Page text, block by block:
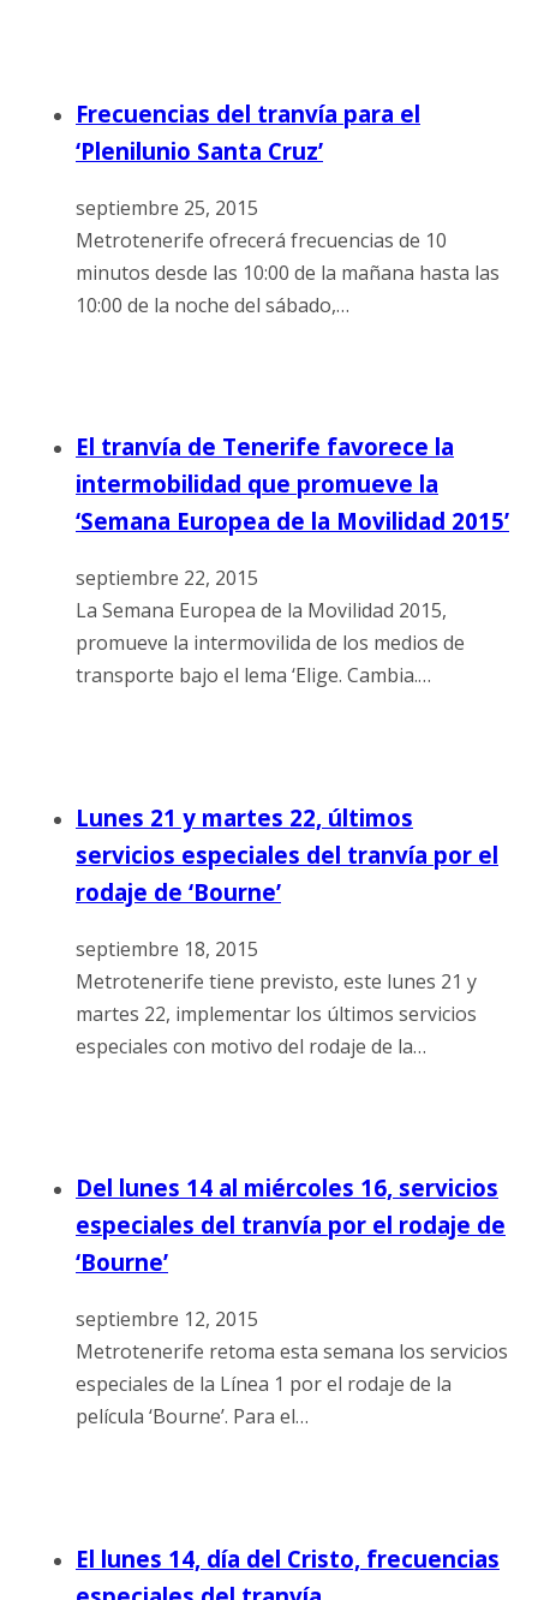
Frecuencias del tranvía para el
‘Plenilunio Santa Cruz’
septiembre 25, 2015
Metrotenerife ofrecerá frecuencias de 10
minutos desde las 10:00 de la mañana hasta las
10:00 de la noche del sábado,…
El tranvía de Tenerife favorece la
intermobilidad que promueve la
‘Semana Europea de la Movilidad 2015’
septiembre 22, 2015
La Semana Europea de la Movilidad 2015,
promueve la intermovilida de los medios de
transporte bajo el lema ‘Elige. Cambia.…
Lunes 21 y martes 22, últimos
servicios especiales del tranvía por el
rodaje de ‘Bourne’
septiembre 18, 2015
Metrotenerife tiene previsto, este lunes 21 y
martes 22, implementar los últimos servicios
especiales con motivo del rodaje de la…
Del lunes 14 al miércoles 16, servicios
especiales del tranvía por el rodaje de
‘Bourne’
septiembre 12, 2015
Metrotenerife retoma esta semana los servicios
especiales de la Línea 1 por el rodaje de la
película ‘Bourne’. Para el…
El lunes 14, día del Cristo, frecuencias